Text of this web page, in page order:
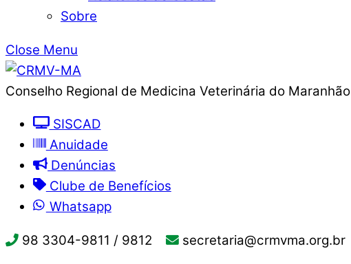
Sobre
Close Menu
Conselho Regional de Medicina Veterinária do Maranhão
SISCAD
Anuidade
Denúncias
Clube de Benefícios
Whatsapp
98 3304-9811 / 9812 secretaria@crmvma.org.br